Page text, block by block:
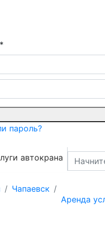
пароль?
автокрана
Чапаевск
Аренда